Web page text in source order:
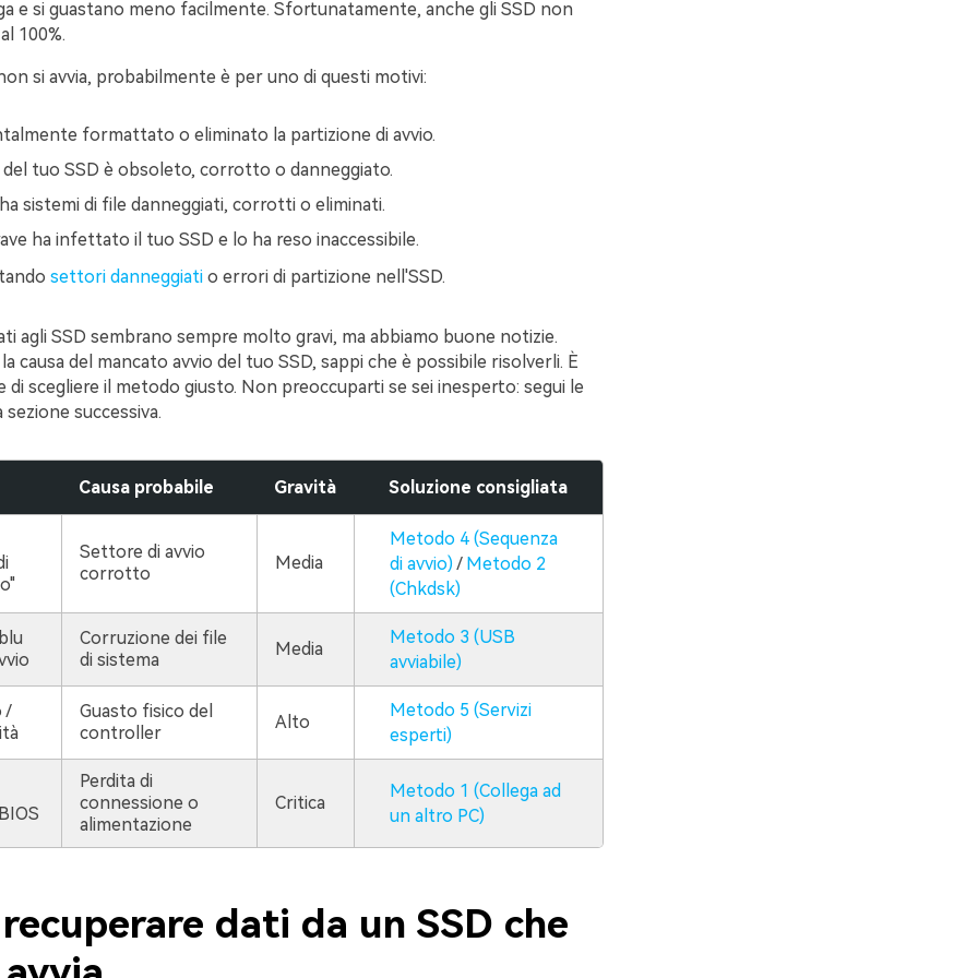
e si guastano meno facilmente. Sfortunatamente, anche gli SSD non
100%.
si avvia, probabilmente è per uno di questi motivi:
formattato o eliminato la partizione di avvio.
tuo SSD è obsoleto, corrotto o danneggiato.
sistemi di file danneggiati, corrotti o eliminati.
ha infettato il tuo SSD e lo ha reso inaccessibile.
settori danneggiatio errori di partizione nell'SSD.
agli SSD sembrano sempre molto gravi, ma abbiamo buone notizie.
causa del mancato avvio del tuo SSD, sappi che è possibile risolverli. È
di scegliere il metodo giusto. Non preoccuparti se sei inesperto: segui le
successiva.
Causa probabile Gravità Soluzione consigliata
Settore di avvio
corrotto
Media
Metodo 4 (Sequenza
di avvio)/ Metodo 2
(Chkdsk)
Corruzione dei file
di sistema
Media
Metodo 3 (USB
avviabile)
/
Guasto fisico del
controller
Alto
Metodo 5 (Servizi
esperti)
Perdita di
connessione o
alimentazione
Critica
Metodo 1 (Collega ad
un altro PC)
dati da un SSD che